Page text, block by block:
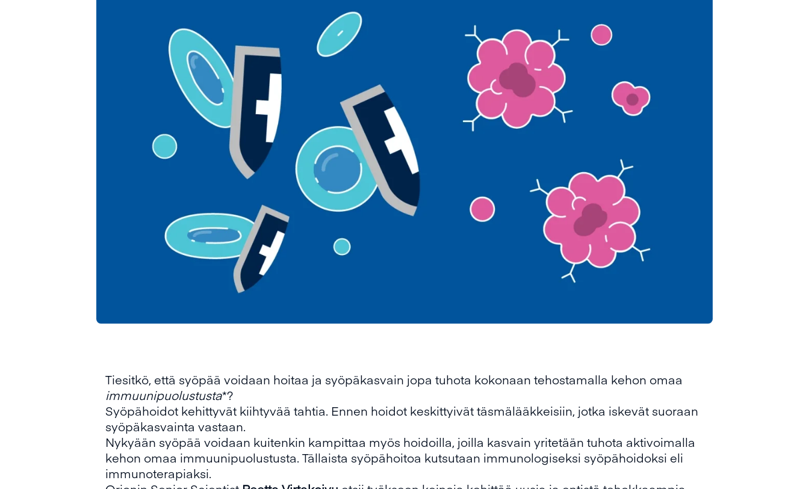
Tiesitkö, että syöpää voidaan hoitaa ja syöpäkasvain jopa tuhota kokonaan tehostamalla kehon omaa
immuunipuolustusta*?
Syöpähoidot kehittyvät kiihtyvää tahtia. Ennen hoidot keskittyivät täsmälääkkeisiin, jotka iskevät suoraan
syöpäkasvainta vastaan.
Nykyään syöpää voidaan kuitenkin kampittaa myös hoidoilla, joilla kasvain yritetään tuhota aktivoimalla
kehon omaa immuunipuolustusta. Tällaista syöpähoitoa kutsutaan immunologiseksi syöpähoidoksi eli
immunoterapiaksi.